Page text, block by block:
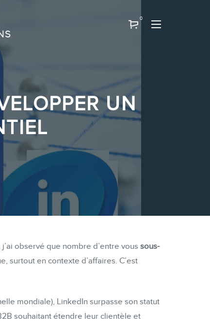
0
UN
observé que nombre d’entre vous sous-
surtout en contexte d’affaires. C’est
mondiale), LinkedIn surpasse son statut
souhaitant étendre leur clientèle et